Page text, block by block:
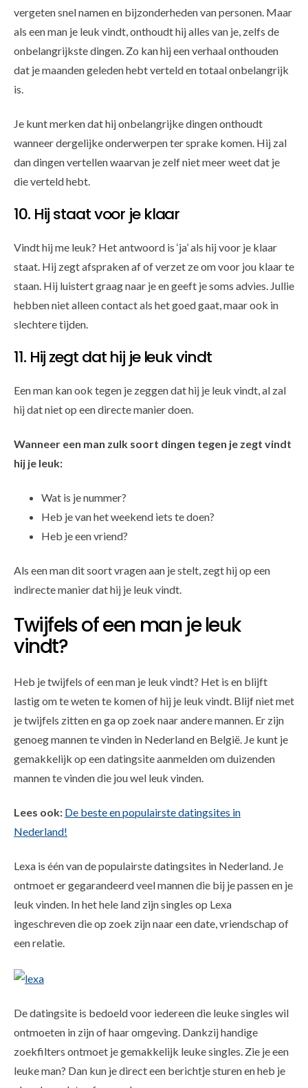
vergeten snel namen en bijzonderheden van personen. Maar
als een man je leuk vindt, onthoudt hij alles van je, zelfs de
onbelangrijkste dingen. Zo kan hij een verhaal onthouden
dat je maanden geleden hebt verteld en totaal onbelangrijk
is.
Je kunt merken dat hij onbelangrijke dingen onthoudt
wanneer dergelijke onderwerpen ter sprake komen. Hij zal
dan dingen vertellen waarvan je zelf niet meer weet dat je
die verteld hebt.
10. Hij staat voor je klaar
Vindt hij me leuk? Het antwoord is ‘ja’ als hij voor je klaar
staat. Hij zegt afspraken af of verzet ze om voor jou klaar te
staan. Hij luistert graag naar je en geeft je soms advies. Jullie
hebben niet alleen contact als het goed gaat, maar ook in
slechtere tijden.
11. Hij zegt dat hij je leuk vindt
Een man kan ook tegen je zeggen dat hij je leuk vindt, al zal
hij dat niet op een directe manier doen.
Wanneer een man zulk soort dingen tegen je zegt vindt
hij je leuk:
Wat is je nummer?
Heb je van het weekend iets te doen?
Heb je een vriend?
Als een man dit soort vragen aan je stelt, zegt hij op een
indirecte manier dat hij je leuk vindt.
Twijfels of een man je leuk
vindt?
Heb je twijfels of een man je leuk vindt? Het is en blijft
lastig om te weten te komen of hij je leuk vindt. Blijf niet met
je twijfels zitten en ga op zoek naar andere mannen. Er zijn
genoeg mannen te vinden in Nederland en België. Je kunt je
gemakkelijk op een datingsite aanmelden om duizenden
mannen te vinden die jou wel leuk vinden.
Lees ook: De beste en populairste datingsites in
Nederland!
Lexa is één van de populairste datingsites in Nederland. Je
ontmoet er gegarandeerd veel mannen die bij je passen en je
leuk vinden. In het hele land zijn singles op Lexa
ingeschreven die op zoek zijn naar een date, vriendschap of
een relatie.
De datingsite is bedoeld voor iedereen die leuke singles wil
ontmoeten in zijn of haar omgeving. Dankzij handige
zoekfilters ontmoet je gemakkelijk leuke singles. Zie je een
leuke man? Dan kun je direct een berichtje sturen en heb je